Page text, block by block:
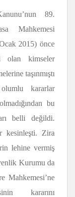
89.
Mahkemesi
2015) önce
olan kimseler
taşınmıştı
kararlar
bu
belli değildi.
kesinleşti. Zira
lehine vermiş
Kurumu da
Mahkemesi’ne
kararını